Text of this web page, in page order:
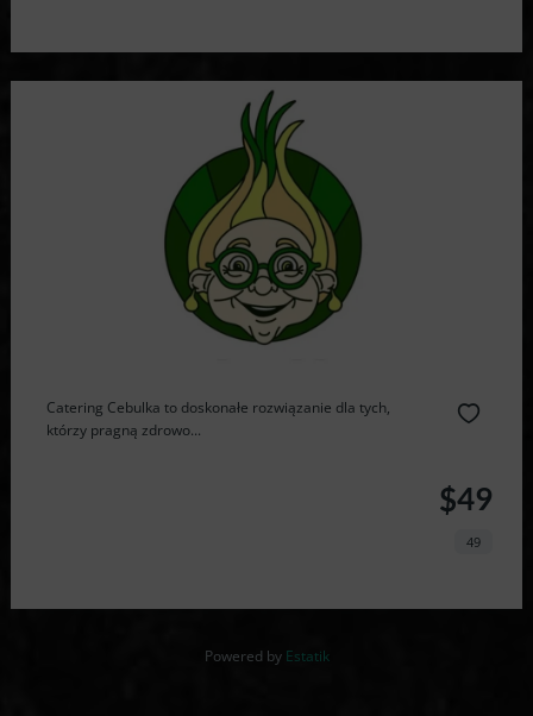
Catering Cebulka to doskonałe rozwiązanie dla tych,
którzy pragną zdrowo...
$49
49
Powered by Estatik